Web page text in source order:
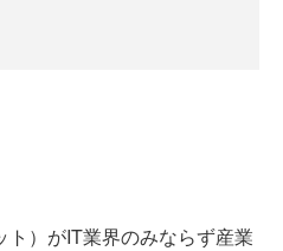
）がIT業界のみならず産業